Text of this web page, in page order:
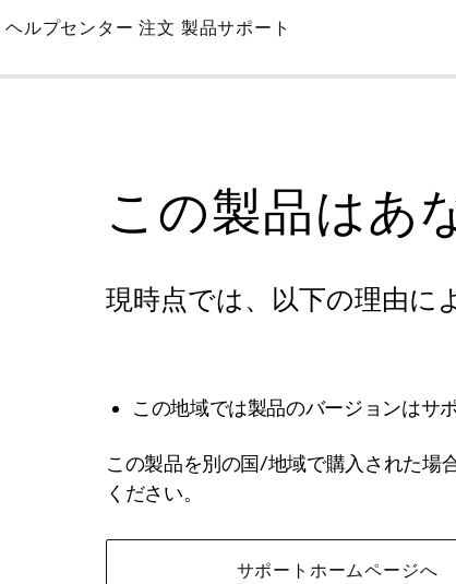
Skip
Main
ヘルプセンター 注文 製品サポート
この製品はあ
現時点では、以下の理由に
この地域では製品のバージョンはサ
この製品を別の国/地域で購入された場
ください。
サポートホームページへ